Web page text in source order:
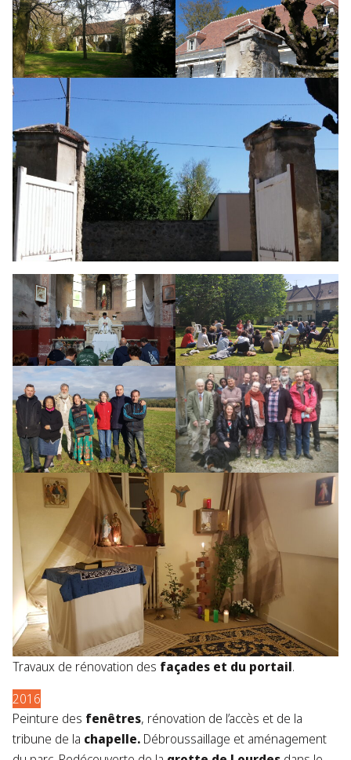
Travaux de rénovation des façades et du portail.
2016
Peinture des fenêtres, rénovation de l’accès et de la
tribune de la chapelle. Débroussaillage et aménagement